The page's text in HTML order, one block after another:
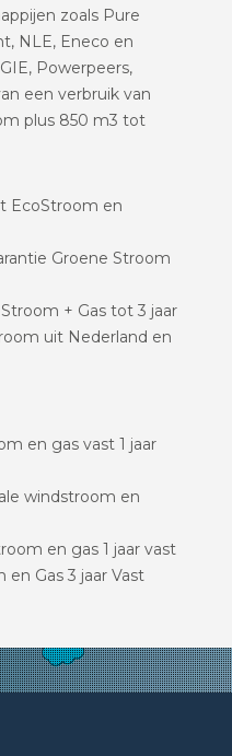
zoals Pure
NLE, Eneco en
Powerpeers,
een verbruik van
plus 850 m3 tot
EcoStroom en
Groene Stroom
+ Gas tot 3 jaar
uit Nederland en
en gas vast 1 jaar
windstroom en
en gas 1 jaar vast
en Gas 3 jaar Vast